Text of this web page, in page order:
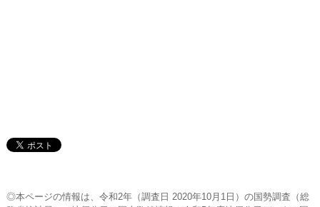
◎本ページの情報は、令和2年（調査日 2020年10月1日）の国勢調査（総